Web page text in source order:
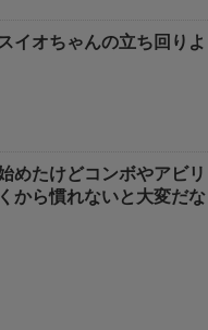
イオちゃんの立ち回りよ
めたけどコンボやアビリ
から慣れないと大変だな